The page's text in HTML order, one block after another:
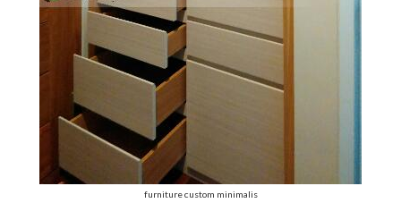
furniture custom minimalis